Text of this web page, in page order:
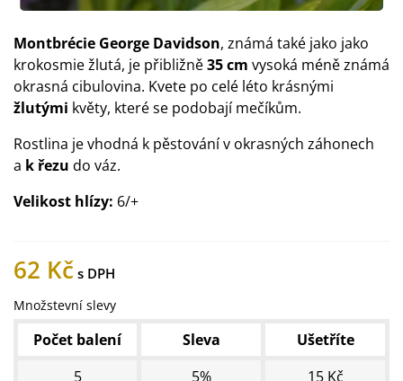
Montbrécie George Davidson, známá také jako jako
krokosmie žlutá, je přibližně35 cm vysoká méně známá
okrasná cibulovina. Kvete po celé léto krásnými
žlutými květy, které se podobají mečíkům.
Rostlina je vhodná k pěstování v okrasných záhonech
a k řezu do váz.
Velikost hlízy: 6/+
62 Kč
Množstevní slevy
Počet balení Sleva
Ušetříte
5
5%
15 Kč